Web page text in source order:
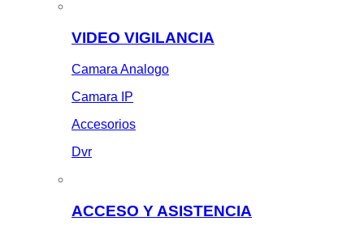
VIDEO VIGILANCIA
Camara Analogo
Camara IP
Accesorios
Dvr
ACCESO Y ASISTENCIA